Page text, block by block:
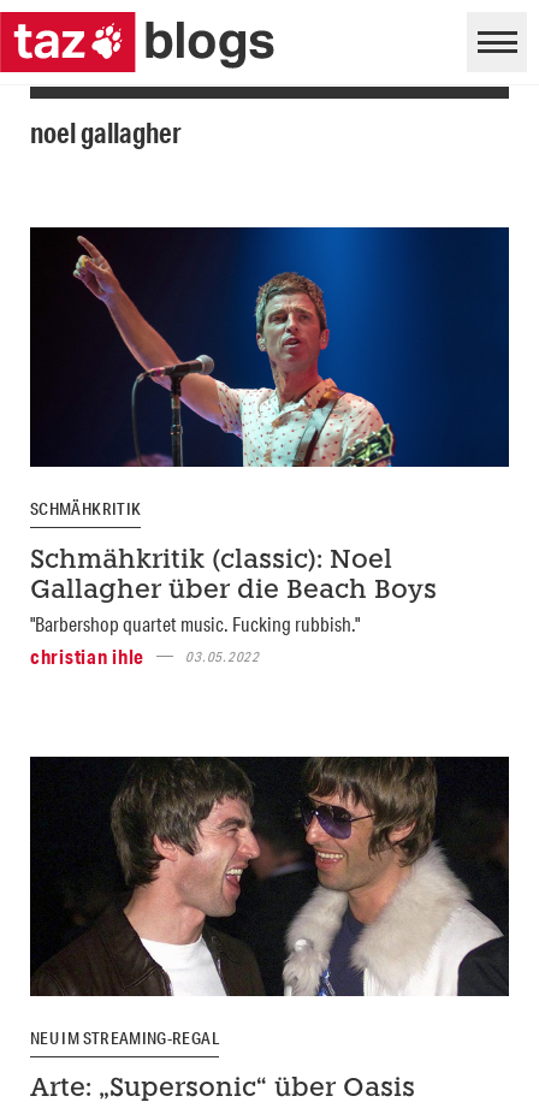
noel gallagher
SCHMÄHKRITIK
Schmähkritik (classic): Noel
Gallagher über die Beach Boys
"Barbershop quartet music. Fucking rubbish."
christian ihle
03.05.2022
NEU IM STREAMING-REGAL
Arte: „Supersonic“ über Oasis